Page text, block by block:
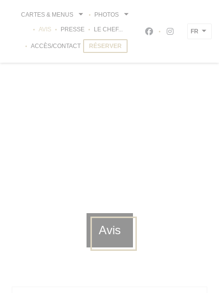
CARTES & MENUS PHOTOS
AVIS PRESSE LE CHEF...
ACCÈS/CONTACT RÉSERVER
Facebook ((ouvre
Instagram
FR
Avis